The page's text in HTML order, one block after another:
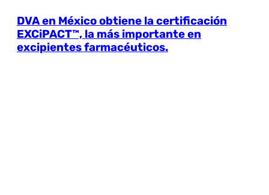
DVA en México obtiene la certificación
EXCiPACT™, la más importante en
excipientes farmacéuticos.